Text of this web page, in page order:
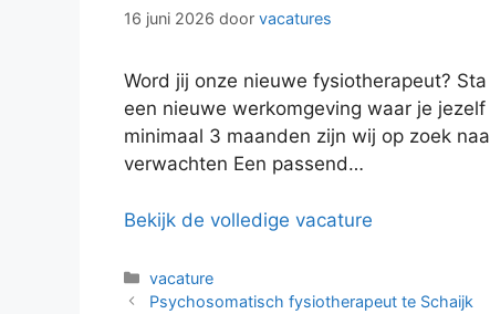
16 juni 2026 door vacatures
Word jij onze nieuwe fysiotherapeut?
een nieuwe werkomgeving waar je
minimaal 3 maanden zijn wij op zoek
verwachten Een passend…
Bekijk de volledige vacature
Categorieën
vacature
Psychosomatisch fysiotherapeut te Schaijk